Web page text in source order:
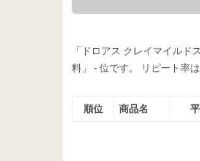
「ドロアス クレイマイル
料」 -位です。 リピート率
順位 商品名